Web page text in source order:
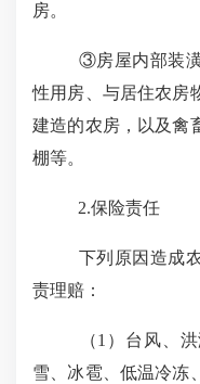
房。
③房屋内部装
性用房、与居住农房
建造的农房，以及禽
棚等。
2.保险责任
下列原因造成
责理赔：
（1 ）台风、
雪、冰雹、低温冷冻